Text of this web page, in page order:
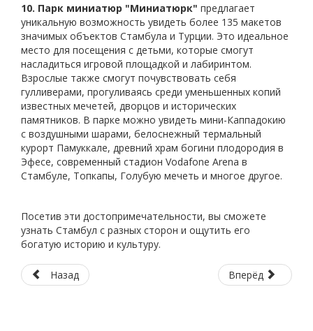
10. Парк миниатюр "Миниатюрк" предлагает
уникальную возможность увидеть более 135 макетов
значимых объектов Стамбула и Турции. Это идеальное
место для посещения с детьми, которые смогут
насладиться игровой площадкой и лабиринтом.
Взрослые также смогут почувствовать себя
гулливерами, прогуливаясь среди уменьшенных копий
известных мечетей, дворцов и исторических
памятников. В парке можно увидеть мини-Каппадокию
с воздушными шарами, белоснежный термальный
курорт Памуккале, древний храм богини плодородия в
Эфесе, современный стадион Vodafone Arena в
Стамбуле, Топкапы, Голубую мечеть и многое другое.
Посетив эти достопримечательности, вы сможете
узнать Стамбул с разных сторон и ощутить его
богатую историю и культуру.
Назад Вперёд